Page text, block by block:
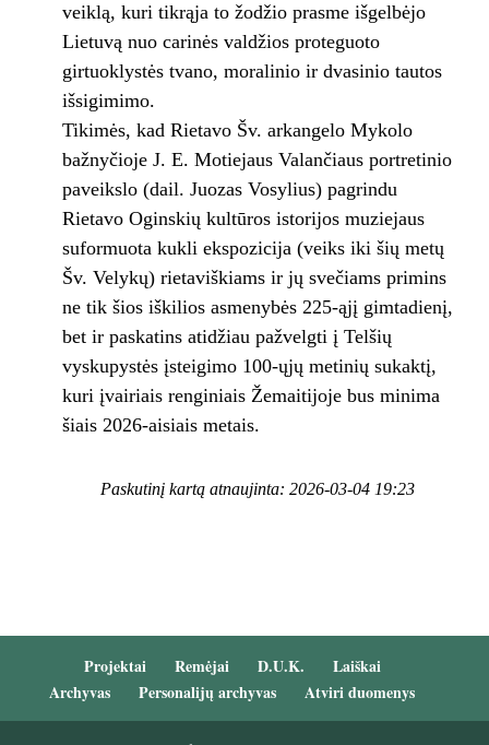
veiklą, kuri tikrąja to žodžio prasme išgelbėjo
Lietuvą nuo carinės valdžios proteguoto
girtuoklystės tvano, moralinio ir dvasinio tautos
išsigimimo.
Tikimės, kad Rietavo Šv. arkangelo Mykolo
bažnyčioje J. E. Motiejaus Valančiaus portretinio
paveikslo (dail. Juozas Vosylius) pagrindu
Rietavo Oginskių kultūros istorijos muziejaus
suformuota kukli ekspozicija (veiks iki šių metų
Šv. Velykų) rietaviškiams ir jų svečiams primins
ne tik šios iškilios asmenybės 225-ąjį gimtadienį,
bet ir paskatins atidžiau pažvelgti į Telšių
vyskupystės įsteigimo 100-ųjų metinių sukaktį,
kuri įvairiais renginiais Žemaitijoje bus minima
šiais 2026-aisiais metais.
Paskutinį kartą atnaujinta: 2026-03-04 19:23
Projektai Remėjai D.U.K.
Laiškai
Archyvas
Personalijų archyvas Atviri duomenys